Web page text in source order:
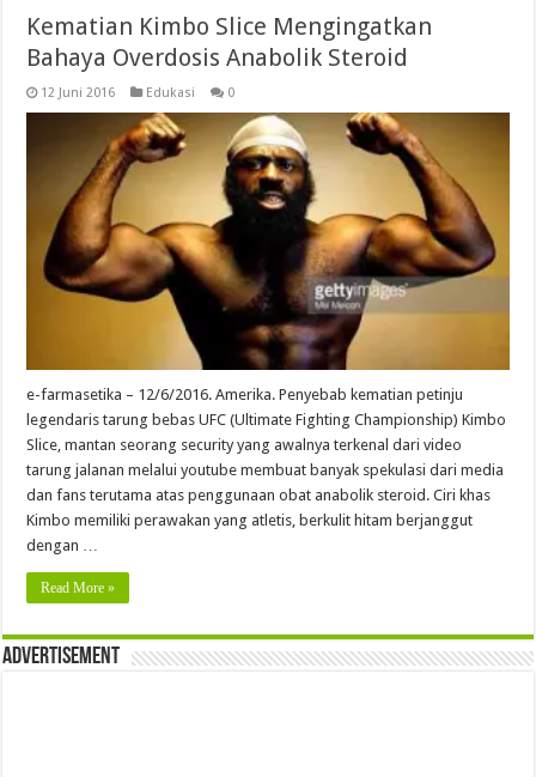
Kematian Kimbo Slice Mengingatkan
Bahaya Overdosis Anabolik Steroid
12 Juni 2016 Edukasi 0
e-farmasetika – 12/6/2016. Amerika. Penyebab kematian petinju
legendaris tarung bebas UFC (Ultimate Fighting Championship) Kimbo
Slice, mantan seorang security yang awalnya terkenal dari video
tarung jalanan melalui youtube membuat banyak spekulasi dari media
dan fans terutama atas penggunaan obat anabolik steroid. Ciri khas
Kimbo memiliki perawakan yang atletis, berkulit hitam berjanggut
dengan …
Read More »
Advertisement